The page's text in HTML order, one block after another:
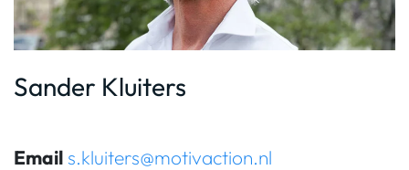
Sander Kluiters
Email s.kluiters@motivaction.nl